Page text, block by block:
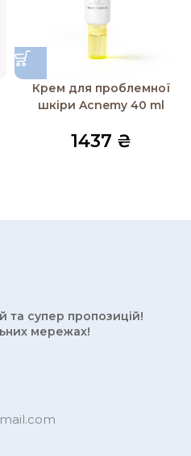
Крем для проблемної
шкіри Acnemy 40 ml
1437 ₴
та супер пропозицій!
мережах!